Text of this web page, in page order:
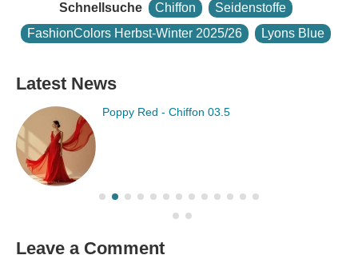
Schnellsuche Chiffon
Seidenstoffe
FashionColors Herbst-Winter 2025/26
Lyons Blue
Latest News
Primrose Pink - Chiffon 03.5
Leave a Comment